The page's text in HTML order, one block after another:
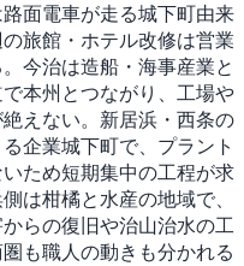
面電車が走る城下町由来
旅館・ホテル改修は営業
今治は造船・海事産業と
本州とつながり、工場や
えない。新居浜・西条の
企業城下町で、プラント
ため短期集中の工程が求
は柑橘と水産の地域で、
らの復旧や治山治水の工
も職人の動きも分かれる